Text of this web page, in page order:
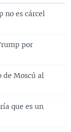
no es cárcel
por
de Moscú al
que es un